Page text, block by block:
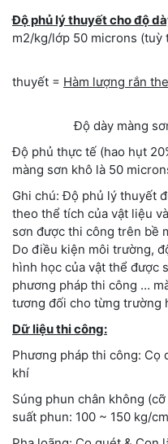
Độ phủ lý thuyết cho độ
m2/kg/lớp 50 microns (tuỳ
Độ
thuyết = Hàm lượng rắn
Độ dày màng sơn
Độ phủ thực tế (hao hụt
màng sơn khô là 50
Ghi chú: Độ phủ lý thuyết
theo thể tích của vật liệu
sơn được thi công trên bề
Do điều kiện môi trường,
hình học của vật thể được
phương pháp thi công …
tương đối cho từng trường
Dữ liệu thi công:
Phương pháp thi công: Cọ
khí
Súng phun chân không
suất phun: 100 ~ 150 kg/